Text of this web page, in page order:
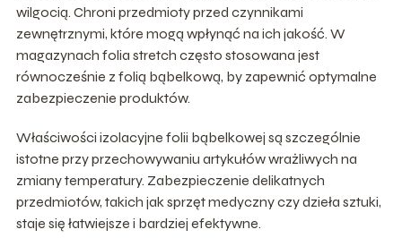
wilgocią. Chroni przedmioty przed czynnikami
zewnętrznymi, które mogą wpłynąć na ich jakość. W
magazynach folia stretch często stosowana jest
równocześnie z folią bąbelkową, by zapewnić optymalne
zabezpieczenie produktów.
Właściwości izolacyjne folii bąbelkowej są szczególnie
istotne przy przechowywaniu artykułów wrażliwych na
zmiany temperatury. Zabezpieczenie delikatnych
przedmiotów, takich jak sprzęt medyczny czy dzieła sztuki,
staje się łatwiejsze i bardziej efektywne.